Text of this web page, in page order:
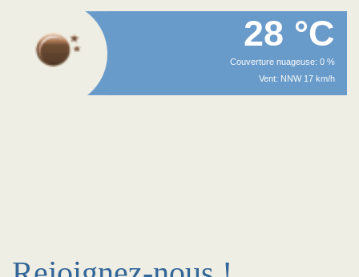
28 °C
Couverture nuageuse: 0 %
Vent: NNW 17 km/h